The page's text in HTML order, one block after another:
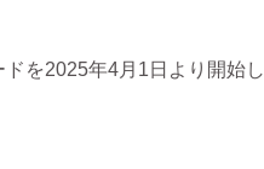
を2025年4月1日より開始し